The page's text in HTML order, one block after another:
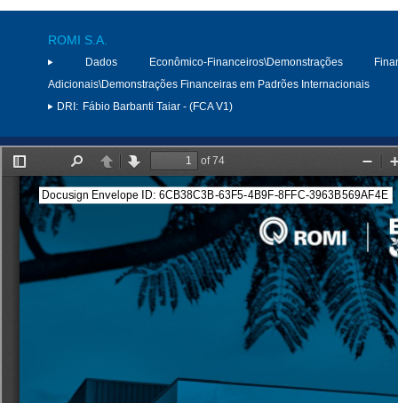
ROMI S.A.
Dados Econômico-Financeiros\Demonstrações
Adicionais\Demonstrações Financeiras em Padrões Internacionais
DRI: Fábio Barbanti Taiar - (FCA V1)